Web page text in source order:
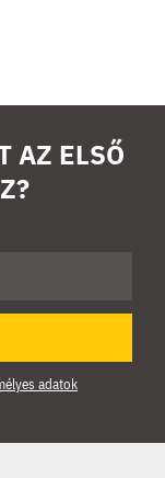
AZ ELSŐ
adatok